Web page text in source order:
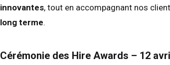
innovantes, tout en accompagnant nos
long terme.
Cérémonie des Hire Awards – 12
Allemagne
Canada